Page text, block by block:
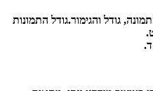
גודל והגימור.גודל התמונות